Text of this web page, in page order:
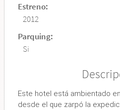
Estreno:
2012
Parquing:
Si
Este hotel está ambientado
desde el que zarpó la